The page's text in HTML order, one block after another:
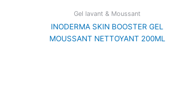
Gel lavant & Moussant
INODERMA SKIN BOOSTER GEL
MOUSSANT NETTOYANT 200ML